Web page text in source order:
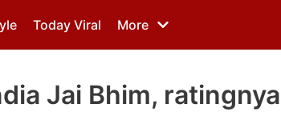
Today Viral More
Jai Bhim,